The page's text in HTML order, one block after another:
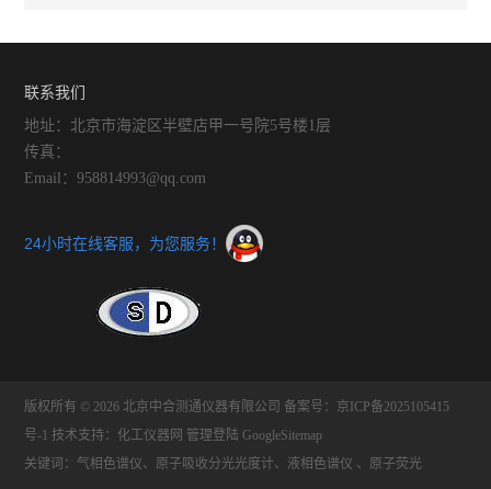
联系我们
地址：北京市海淀区半壁店甲一号院5号楼1层
传真：
Email：958814993@qq.com
24小时在线客服，为您服务！
版权所有 © 2026 北京中合测通仪器有限公司 备案号：京ICP备2025105415
号-1 技术支持： 化工仪器网 管理登陆 GoogleSitemap
关键词：气相色谱仪、原子吸收分光光度计、液相色谱仪 、原子荧光